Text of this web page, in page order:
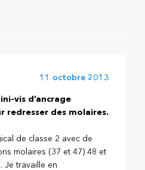
11 octobre 2013
vis d’ancrage
redresser des molaires.
de classe 2 avec de
molaires (37 et 47) 48 et
Je travaille en